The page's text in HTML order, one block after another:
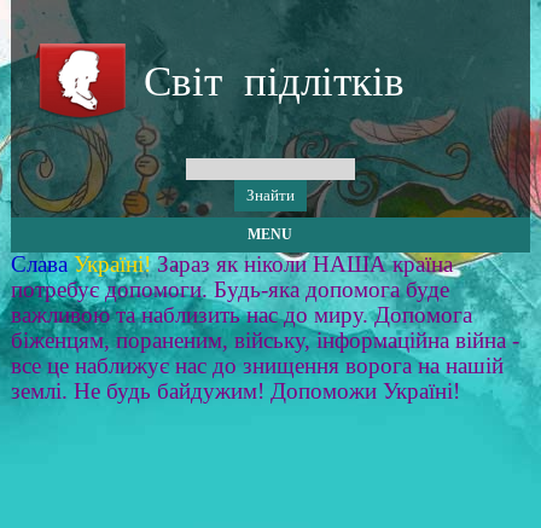
Світ підлітків
MENU
Слава Україні! Зараз як ніколи НАША країна
потребує допомоги. Будь-яка допомога буде
важливою та наблизить нас до миру. Допомога
біженцям, пораненим, війську, інформаційна війна -
все це наближує нас до знищення ворога на нашій
землі. Не будь байдужим! Допоможи Україні!